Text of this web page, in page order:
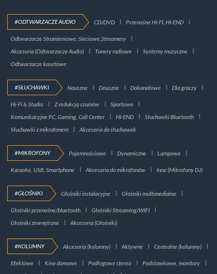
#ODTWARZACZE AUDIO CD/DVD Przenośne HI-FI, HI-END
Odtwarzacze Strumieniowe, Sieciowe,Streamery
Akcesoria (Odtwarzacze Audio)
Tunery radiowe
Systemy muzyczne
Odtwarzacze kasetowe
#SŁUCHAWKI Nauszne Douszne Dokanałowe Dla graczy
Hi-Fi & Studio Z redukcją szumów
Sportowe
Komunikacyjne PC, Gaming, Call Center
HI-END
Słuchawki Bluetooth
Słuchawki z mikrofonem
Akcesoria do słuchawek
#MIKROFONY Pojemnościowe Dynamiczne Lampowe
Karaoke, USB, Smartphone Akcesoria do mikrofonów Inne (Mikrofony DJ)
#GŁOŚNIKI Głośniki instalacyjne Głośniki multimedialne
Głośniki przenośne/bluetooth
Głośniki Streaming/WIFI
Głośniki zewnętrzne
Akcesoria (Głośniki)
#KOLUMNY Akcesoria (kolumny) Aktywne Centralne (kolumny)
Efektowe Kino domowe Podłogowe stereo
Podstawkowe, monitory